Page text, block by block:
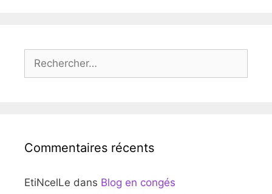
Rechercher :
Commentaires récents
EtiNcelLe dans Blog en congés